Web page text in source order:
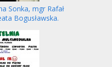
Sonka, mgr Rafał
Bogusławska.